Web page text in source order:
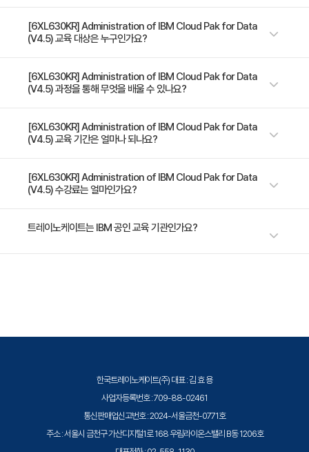
이 과정에서는 Cloud Pak for Data 환경과 관련된 키 관리 활동을 안내합
니다. Cloud Pak for Data를 실행하는 Red Hat OpenShift 클러스터의
시, 바인드된 프로젝트, Cloud Pak for Data 설치 프로세스 및 다양한
Cloud Pak for Data 설치 시나리오의 전제조건에 대해 학습합니다. 이 과
및 제한 설정, 서비스 확장과 같이 관리자가 완료해야 하는 작업과 관련이 있
습니다.
[6XL630KR] Administration of IBM Cloud Pak for Data
(V4.5) 교육 대상은 누구인가요?
IBM Cloud Pak Professional 데이터 관리자
[6XL630KR] Administration of IBM Cloud Pak for Data
(V4.5) 과정을 통해 무엇을 배울 수 있나요?
- 클러스터 아키텍처 - 사용자 관리 - 자원 모니터링 - 크기 조정 및
multitenancy
[6XL630KR] Administration of IBM Cloud Pak for Data
(V4.5) 교육 기간은 얼마나 되나요?
1일 과정입니다. 상세 일정은 교육 페이지에서 확인하실 수 있습니다.
[6XL630KR] Administration of IBM Cloud Pak for Data
(V4.5) 수강료는 얼마인가요?
수강료는 1,000,000원(VAT 별도)입니다. 고용보험 환급 및 기업 할인 혜택
트레이노케이트는 IBM 공인 교육 기관인가요?
한국트레이노케이트(주) 대표 : 김 효 용
사업자등록번호 : 709-88-02461
통신판매업신고번호 : 2024-서울금천-0771호
주소 : 서울시 금천구 가산디지털1로 168 우림라이온스밸리 B동 1206호